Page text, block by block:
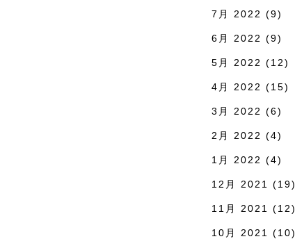
7月 2022 (9)
6月 2022 (9)
5月 2022 (12)
4月 2022 (15)
3月 2022 (6)
2月 2022 (4)
1月 2022 (4)
12月 2021 (19)
11月 2021 (12)
10月 2021 (10)